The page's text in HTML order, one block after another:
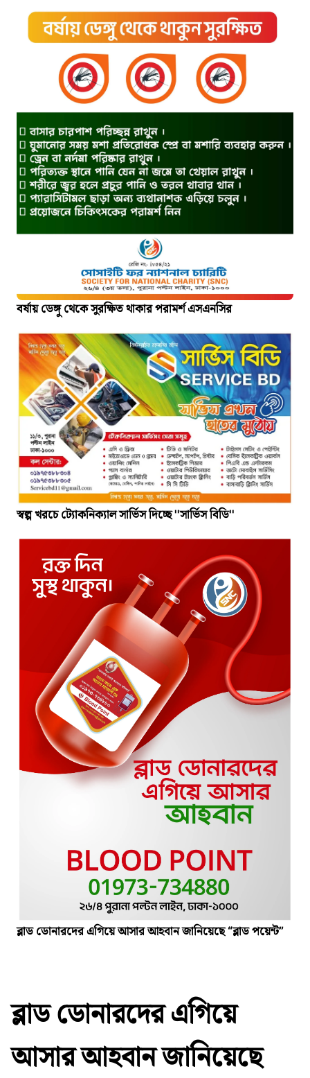
বর্ষায় ডেঙ্গু থেকে সুরক্ষিত থাকার পরামর্শ এসএনসির
স্বল্প খরচে ট্যোকনিক্যাল সার্ভিস দিচ্ছে ''সার্ভিস বিডি''
ব্লাড ডোনারদের এগিয়ে আসার আহবান জানিয়েছে “ব্লাড পয়েন্ট”
ব্লাড ডোনারদের এগিয়ে
আসার আহবান জানিয়েছে